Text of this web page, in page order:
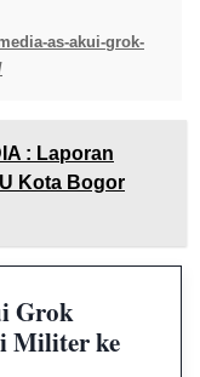
as-akui-grok-
: Laporan
Kota Bogor
Grok
Militer ke